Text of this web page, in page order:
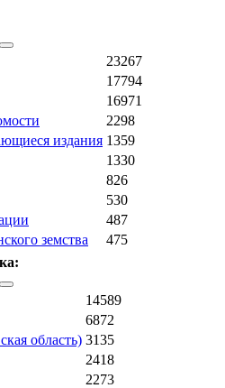
23267
17794
16971
2298
издания 1359
1330
826
530
487
земства
475
14589
6872
область) 3135
2418
2273